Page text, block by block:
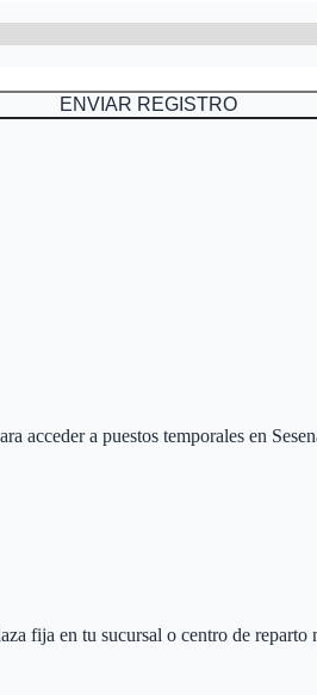
ENVIAR REGISTRO
acceder a puestos temporales en
fija en tu sucursal o centro de reparto